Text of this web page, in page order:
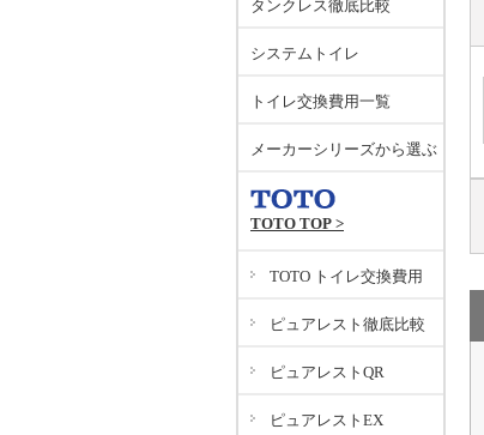
タンクレス徹底比較
システムトイレ
トイレ交換費用一覧
メーカーシリーズから選ぶ
TOTO TOP >
TOTO トイレ交換費用
ピュアレスト徹底比較
ピュアレストQR
ピュアレストEX